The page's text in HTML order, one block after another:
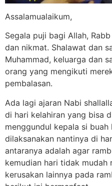
Assalamualaikum,
Segala puji bagi Allah,
dan nikmat. Shalawat dan
Muhammad, keluarga dan
orang yang mengikuti
pembalasan.
Ada lagi ajaran Nabi
di hari kelahiran yang bisa
menggundul kepala si buah
dilaksanakan nantinya di
antaranya adalah agar
kemudian hari tidak
kerusakan lainnya pada